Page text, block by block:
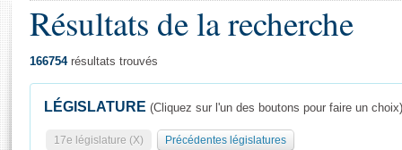
Général
Résultats de la recherche
166754résultats trouvés
LÉGISLATURE (Cliquez sur l'un des boutons pour faire un choix)
17e législature (X) Précédentes législatures